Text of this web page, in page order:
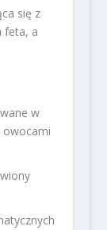
się z
feta, a
w
owocami